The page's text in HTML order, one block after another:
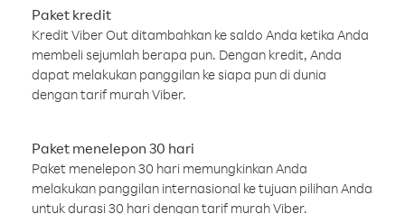
Paket kredit
Kredit Viber Out ditambahkan ke saldo Anda ketika Anda
membeli sejumlah berapa pun. Dengan kredit, Anda
dapat melakukan panggilan ke siapa pun di dunia
dengan tarif murah Viber.
Paket menelepon 30 hari
Paket menelepon 30 hari memungkinkan Anda
melakukan panggilan internasional ke tujuan pilihan Anda
untuk durasi 30 hari dengan tarif murah Viber.